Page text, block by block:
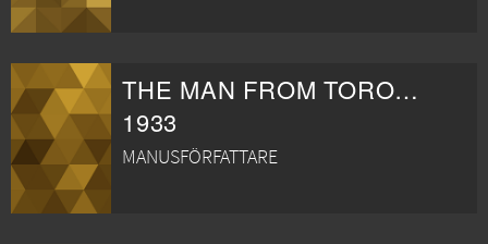
THE MAN FROM TORONTO
1933
MANUSFÖRFATTARE